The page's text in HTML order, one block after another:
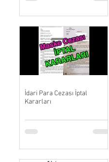
İdari Para Cezası İptal
Kararları